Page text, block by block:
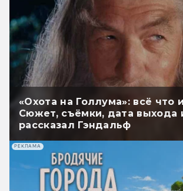
«Охота на Голлума»: всё что
Сюжет, съёмки, дата выхода
рассказал Гэндальф
РЕКЛАМА